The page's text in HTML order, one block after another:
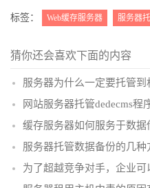
标签： Web缓存服务器 服务器
猜你还会喜欢下面的内容
服务器为什么一定要托管到
网站服务器托管dedecms程
缓存服务器如何服务于数据
服务器托管数据备份的几种
为了超越竞争对手，企业